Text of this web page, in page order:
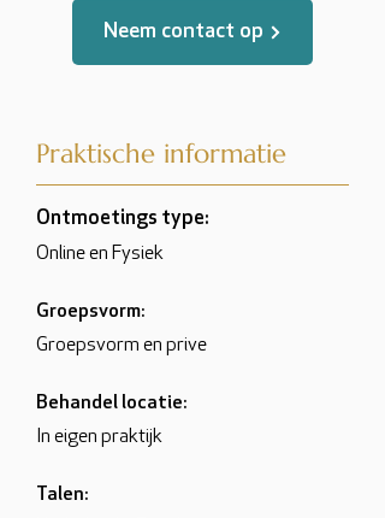
Neem contact op
Praktische informatie
Ontmoetings type:
Online en Fysiek
Groepsvorm:
Groepsvorm en prive
Behandel locatie:
In eigen praktijk
Talen: